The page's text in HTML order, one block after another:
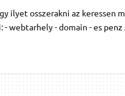
ilyet osszerakni az keressen
- webtarhely - domain - es